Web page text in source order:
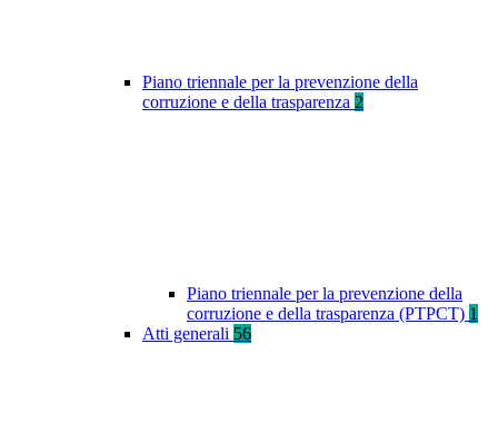
Piano triennale per la prevenzione della
corruzione e della trasparenza 2
Piano triennale per la prevenzione della
corruzione e della trasparenza (PTPCT) 1
Atti generali 56